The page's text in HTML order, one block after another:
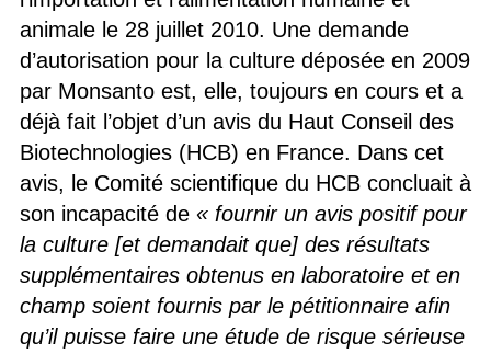
animale le 28 juillet 2010. Une demande
d’autorisation pour la culture déposée en 2009
par Monsanto est, elle, toujours en cours et a
déjà fait l’objet d’un avis du Haut Conseil des
Biotechnologies (HCB) en France. Dans cet
avis, le Comité scientifique du HCB concluait à
son incapacité de « fournir un avis positif pour
la culture [et demandait que] des résultats
supplémentaires obtenus en laboratoire et en
champ soient fournis par le pétitionnaire afin
qu’il puisse faire une étude de risque sérieuse